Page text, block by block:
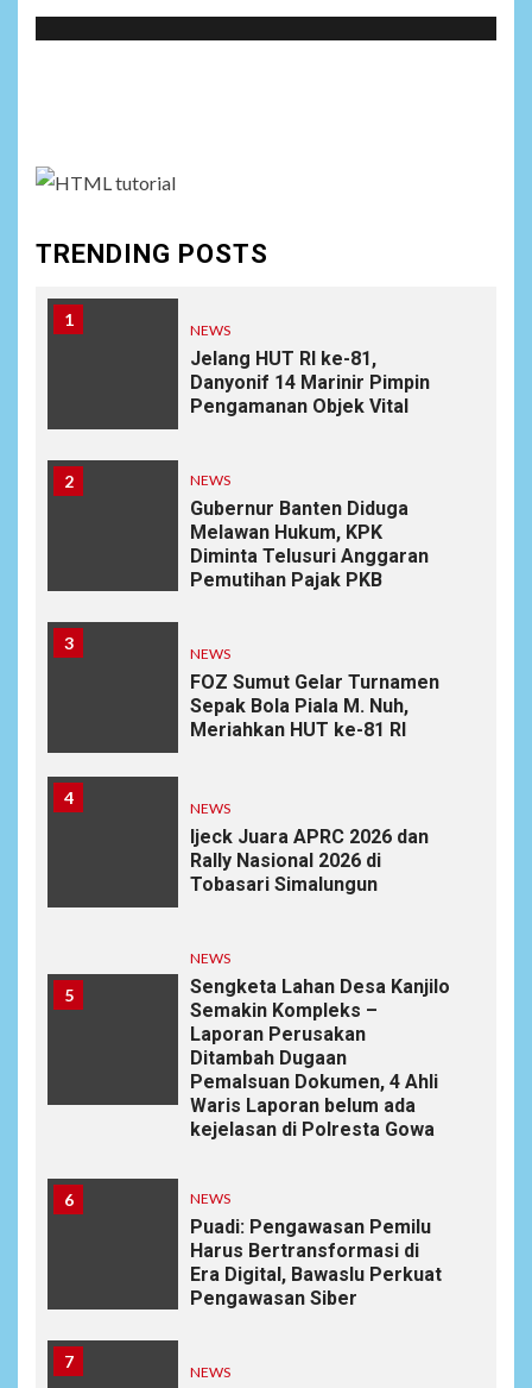
TRENDING POSTS
1
NEWS
Jelang HUT RI ke-81,
Danyonif 14 Marinir Pimpin
Pengamanan Objek Vital
2 NEWS
Gubernur Banten Diduga
Melawan Hukum, KPK
Diminta Telusuri Anggaran
Pemutihan Pajak PKB
3
NEWS
FOZ Sumut Gelar Turnamen
Sepak Bola Piala M. Nuh,
Meriahkan HUT ke-81 RI
4
NEWS
Ijeck Juara APRC 2026 dan
Rally Nasional 2026 di
Tobasari Simalungun
5
NEWS
Sengketa Lahan Desa Kanjilo
Semakin Kompleks –
Laporan Perusakan
Ditambah Dugaan
Pemalsuan Dokumen, 4 Ahli
Waris Laporan belum ada
kejelasan di Polresta Gowa
6 NEWS
Puadi: Pengawasan Pemilu
Harus Bertransformasi di
Era Digital, Bawaslu Perkuat
Pengawasan Siber
7
NEWS